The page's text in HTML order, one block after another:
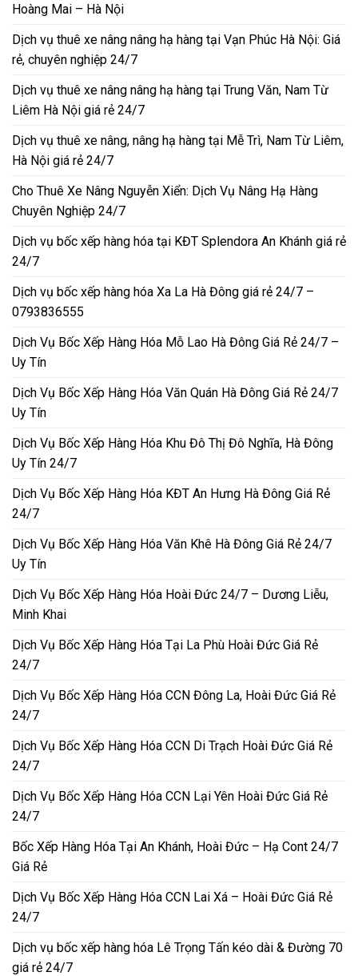
Hoàng Mai – Hà Nội
Dịch vụ thuê xe nâng nâng hạ hàng tại Vạn Phúc Hà Nội: Giá
rẻ, chuyên nghiệp 24/7
Dịch vụ thuê xe nâng nâng hạ hàng tại Trung Văn, Nam Từ
Liêm Hà Nội giá rẻ 24/7
Dịch vụ thuê xe nâng, nâng hạ hàng tại Mễ Trì, Nam Từ Liêm,
Hà Nội giá rẻ 24/7
Cho Thuê Xe Nâng Nguyễn Xiển: Dịch Vụ Nâng Hạ Hàng
Chuyên Nghiệp 24/7
Dịch vụ bốc xếp hàng hóa tại KĐT Splendora An Khánh giá rẻ
24/7
Dịch vụ bốc xếp hàng hóa Xa La Hà Đông giá rẻ 24/7 –
0793836555
Dịch Vụ Bốc Xếp Hàng Hóa Mỗ Lao Hà Đông Giá Rẻ 24/7 –
Uy Tín
Dịch Vụ Bốc Xếp Hàng Hóa Văn Quán Hà Đông Giá Rẻ 24/7
Uy Tín
Dịch Vụ Bốc Xếp Hàng Hóa Khu Đô Thị Đô Nghĩa, Hà Đông
Uy Tín 24/7
Dịch Vụ Bốc Xếp Hàng Hóa KĐT An Hưng Hà Đông Giá Rẻ
24/7
Dịch Vụ Bốc Xếp Hàng Hóa Văn Khê Hà Đông Giá Rẻ 24/7
Uy Tín
Dịch Vụ Bốc Xếp Hàng Hóa Hoài Đức 24/7 – Dương Liễu,
Minh Khai
Dịch Vụ Bốc Xếp Hàng Hóa Tại La Phù Hoài Đức Giá Rẻ
24/7
Dịch Vụ Bốc Xếp Hàng Hóa CCN Đông La, Hoài Đức Giá Rẻ
24/7
Dịch Vụ Bốc Xếp Hàng Hóa CCN Di Trạch Hoài Đức Giá Rẻ
24/7
Dịch Vụ Bốc Xếp Hàng Hóa CCN Lại Yên Hoài Đức Giá Rẻ
24/7
Bốc Xếp Hàng Hóa Tại An Khánh, Hoài Đức – Hạ Cont 24/7
Giá Rẻ
Dịch Vụ Bốc Xếp Hàng Hóa CCN Lai Xá – Hoài Đức Giá Rẻ
24/7
Dịch vụ bốc xếp hàng hóa Lê Trọng Tấn kéo dài & Đường 70
giá rẻ 24/7